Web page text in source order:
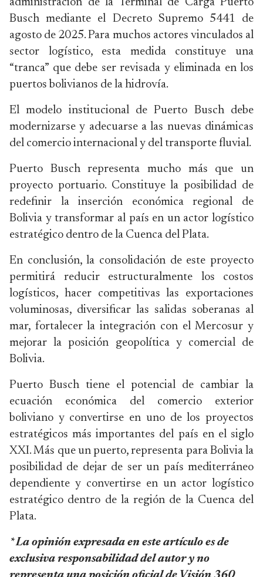
administración de la Terminal de Carga Puerto
Busch mediante el Decreto Supremo 5441 de
agosto de 2025. Para muchos actores vinculados al
sector logístico, esta medida constituye una
“tranca” que debe ser revisada y eliminada en los
puertos bolivianos de la hidrovía.
El modelo institucional de Puerto Busch debe
modernizarse y adecuarse a las nuevas dinámicas
del comercio internacional y del transporte fluvial.
Puerto Busch representa mucho más que un
proyecto portuario. Constituye la posibilidad de
redefinir la inserción económica regional de
Bolivia y transformar al país en un actor logístico
estratégico dentro de la Cuenca del Plata.
En conclusión, la consolidación de este proyecto
permitirá reducir estructuralmente los costos
logísticos, hacer competitivas las exportaciones
voluminosas, diversificar las salidas soberanas al
mar, fortalecer la integración con el Mercosur y
mejorar la posición geopolítica y comercial de
Bolivia.
Puerto Busch tiene el potencial de cambiar la
ecuación económica del comercio exterior
boliviano y convertirse en uno de los proyectos
estratégicos más importantes del país en el siglo
XXI. Más que un puerto, representa para Bolivia la
posibilidad de dejar de ser un país mediterráneo
dependiente y convertirse en un actor logístico
estratégico dentro de la región de la Cuenca del
Plata.
* La opinión expresada en este artículo es de
exclusiva responsabilidad del autor y no